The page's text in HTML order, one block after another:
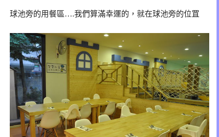
球池旁的用餐區….我們算滿幸運的，就在球池旁的位罝